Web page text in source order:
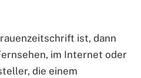
ist, dann
im Internet oder
die einem